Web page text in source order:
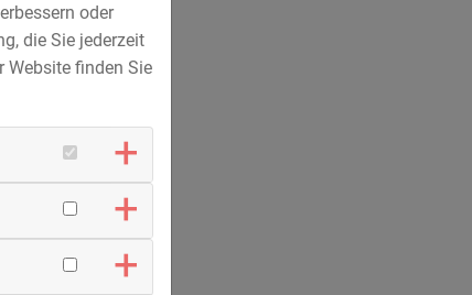
oder
die Sie jederzeit
Website finden Sie